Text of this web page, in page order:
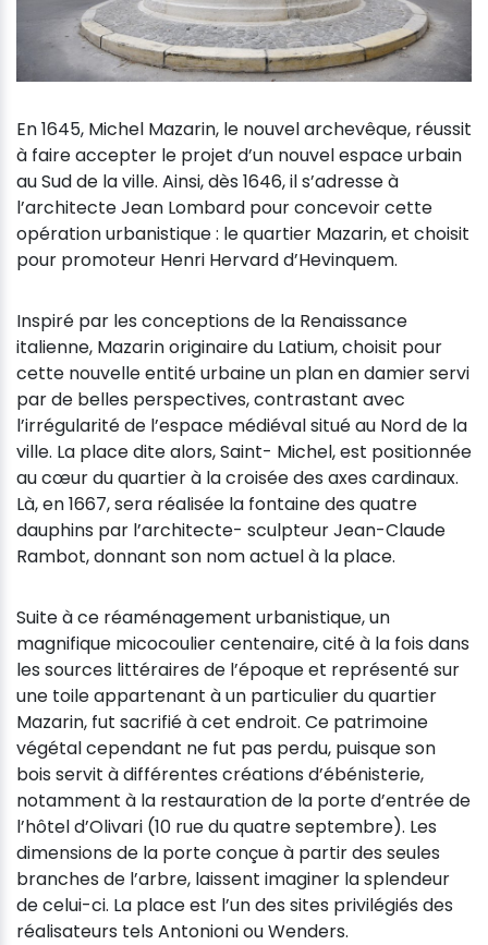
En 1645, Michel Mazarin, le nouvel archevêque, réussit
à faire accepter le projet d’un nouvel espace urbain
au Sud de la ville. Ainsi, dès 1646, il s’adresse à
l’architecte Jean Lombard pour concevoir cette
opération urbanistique : le quartier Mazarin, et choisit
pour promoteur Henri Hervard d’Hevinquem.
Inspiré par les conceptions de la Renaissance
italienne, Mazarin originaire du Latium, choisit pour
cette nouvelle entité urbaine un plan en damier servi
par de belles perspectives, contrastant avec
l’irrégularité de l’espace médiéval situé au Nord de la
ville. La place dite alors, Saint- Michel, est positionnée
au cœur du quartier à la croisée des axes cardinaux.
Là, en 1667, sera réalisée la fontaine des quatre
dauphins par l’architecte- sculpteur Jean-Claude
Rambot, donnant son nom actuel à la place.
Suite à ce réaménagement urbanistique, un
magnifique micocoulier centenaire, cité à la fois dans
les sources littéraires de l’époque et représenté sur
une toile appartenant à un particulier du quartier
Mazarin, fut sacrifié à cet endroit. Ce patrimoine
végétal cependant ne fut pas perdu, puisque son
bois servit à différentes créations d’ébénisterie,
notamment à la restauration de la porte d’entrée de
l’hôtel d’Olivari (10 rue du quatre septembre). Les
dimensions de la porte conçue à partir des seules
branches de l’arbre, laissent imaginer la splendeur
de celui-ci. La place est l’un des sites privilégiés des
réalisateurs tels Antonioni ou Wenders.